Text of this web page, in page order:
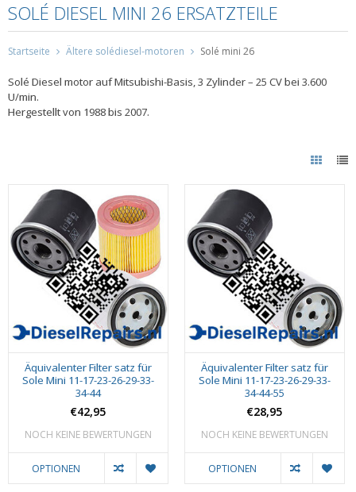
SOLÉ DIESEL MINI 26 ERSATZTEILE
Startseite Ältere solédiesel-motoren Solé mini 26
Solé Diesel motor auf Mitsubishi-Basis, 3 Zylinder – 25 CV bei 3.600
U/min.
Hergestellt von 1988 bis 2007.
Äquivalenter Filter satz für
Sole Mini 11-17-23-26-29-33-
34-44
€42,95
NOCH KEINE BEWERTUNGEN
OPTIONEN
Äquivalenter Filter satz für
Sole Mini 11-17-23-26-29-33-
34-44-55
€28,95
NOCH KEINE BEWERTUNGEN
OPTIONEN